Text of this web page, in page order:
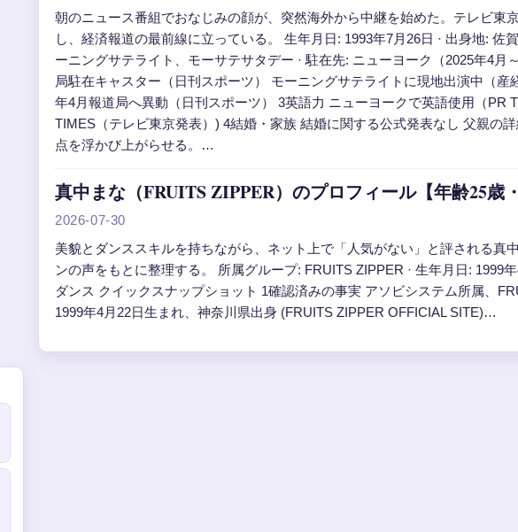
朝のニュース番組でおなじみの顔が、突然海外から中継を始めた。テレビ東
し、経済報道の最前線に立っている。 生年月日: 1993年7月26日 · 出身地: 佐
ーニングサテライト、モーサテサタデー · 駐在先: ニューヨーク（2025年4
局駐在キャスター（日刊スポーツ） モーニングサテライトに現地出演中（
年4月報道局へ異動（日刊スポーツ） 3英語力 ニューヨークで英語使用（PR
TIMES（テレビ東京発表）) 4結婚・家族 結婚に関する公式発表なし 父親の
点を浮かび上がらせる。…
真中まな（FRUITS ZIPPER）のプロフィール【年齢25歳
2026-07-30
美貌とダンススキルを持ちながら、ネット上で「人気がない」と評される
ンの声をもとに整理する。 所属グループ: FRUITS ZIPPER · 生年月日: 1999
ダンス クイックスナップショット 1確認済みの事実 アソビシステム所属、
1999年4月22日生まれ、神奈川県出身 (FRUITS ZIPPER OFFICIAL SITE)…